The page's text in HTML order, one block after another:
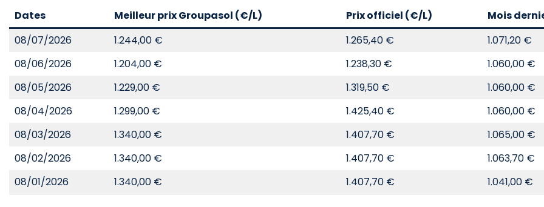
Dates Meilleur prix Groupasol (€/L) Prix officiel (€/L)
Mois
08/07/2026
1.244,00 € 1.265,40 €
1.071,20 €
08/06/2026
1.204,00 € 1.238,30 €
1.060,00 €
08/05/2026
1.229,00 € 1.319,50 €
1.060,00 €
08/04/2026
1.299,00 € 1.425,40 €
1.060,00 €
08/03/2026
1.340,00 € 1.407,70 €
1.065,00 €
08/02/2026
1.340,00 € 1.407,70 €
1.063,70 €
08/01/2026
1.340,00 € 1.407,70 € 1.041,00 €